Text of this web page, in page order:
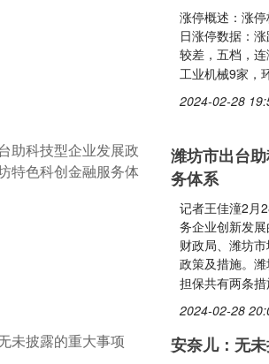
涨停概述：涨
日涨停数据：
较差，五档，
工业机械9家，
2024-02-28
潍坊市出台
务体系
记者王佳潼2月
务企业创新发
财政局、潍坊
政策及措施。
担保共有两条措
2024-02-28
安奈儿：无